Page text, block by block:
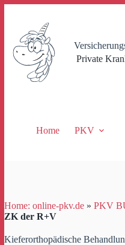
springen
Private
Home PKV
Home: online-pkv.de » PKV
ZK der R+V
Kieferorthopädische